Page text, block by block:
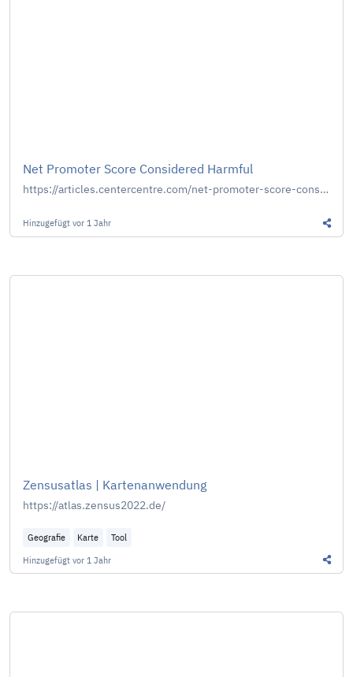
Net Promoter Score Considered Harmful
https://articles.centercentre.com/net-promoter-score-considered-harmful-and-what-ux-professionals-can-do-about-it/
Hinzugefügt vor 1 Jahr
Zensusatlas | Kartenanwendung
https://atlas.zensus2022.de/
Geografie Karte
Tool
Hinzugefügt vor 1 Jahr